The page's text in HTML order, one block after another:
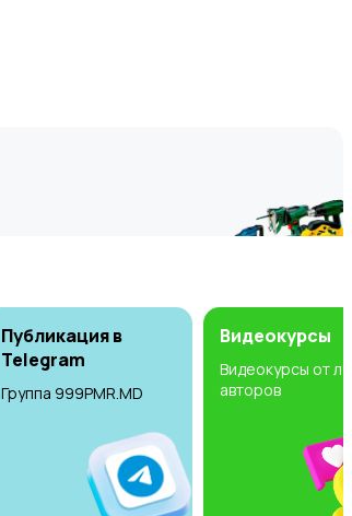
Публикация в
Telegram
Группа 999PMR.MD
Видеокурсы
Видеокурсы от
авторов